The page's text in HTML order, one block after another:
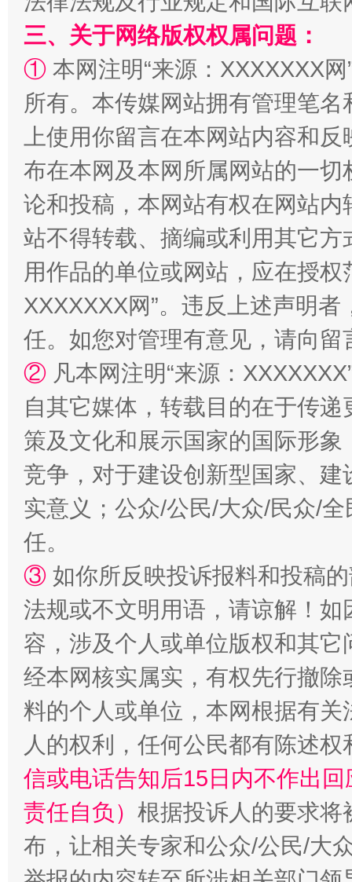
如何以同查同治破解风腐交织难题 养老服
一颗心始终滚烫
三、关于网络版权权属问题：
① 本网注明“来源：XXXXXXX
所有。本传媒网站拥有管理笔
上使用你留言在本网站内容和
布在本网及本网所属网站的一
论和投稿，本网站有权在网站
站不得转载、摘编或利用其它
用作品的单位或网站，应在授
XXXXXXX网”。违反上述声明
任。如您对管理有意见，请向
② 凡本网注明“来源：
自其它媒体，转载目的在于传
策及文化和展示国家的国际形
竞争，对于建设创新型国家、
实意义；公众/公民/大众/民众/
任。
③ 如你所反映投诉报料和投稿
法规或不文明用语，请谅解！
容，涉及个人或单位版权和其它
经本网核实属实，有权先行撤
料的个人或单位，本网根据有
人的权利，任何公民都有陈述
信或电话告知后15日内不作出
责任自负） 根据投诉人的要求将
布，让相关专家和公众/公民/大